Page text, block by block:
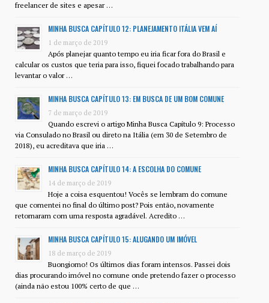
freelancer de sites e apesar …
MINHA BUSCA CAPÍTULO 12: PLANEJAMENTO ITÁLIA VEM AÍ
1 de março de 2019
Após planejar quanto tempo eu iria ficar fora do Brasil e
calcular os custos que teria para isso, fiquei focado trabalhando para
levantar o valor …
MINHA BUSCA CAPÍTULO 13: EM BUSCA DE UM BOM COMUNE
7 de março de 2019
Quando escrevi o artigo Minha Busca Capítulo 9: Processo
via Consulado no Brasil ou direto na Itália (em 30 de Setembro de
2018), eu acreditava que iria …
MINHA BUSCA CAPÍTULO 14: A ESCOLHA DO COMUNE
14 de março de 2019
Hoje a coisa esquentou! Vocês se lembram do comune
que comentei no final do último post? Pois então, novamente
retornaram com uma resposta agradável. Acredito …
MINHA BUSCA CAPÍTULO 15: ALUGANDO UM IMÓVEL
18 de março de 2019
Buongiorno! Os últimos dias foram intensos. Passei dois
dias procurando imóvel no comune onde pretendo fazer o processo
(ainda não estou 100% certo de que …